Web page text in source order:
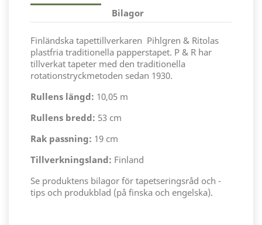
Bilagor
Finländska tapettillverkaren Pihlgren & Ritolas
plastfria traditionella papperstapet. P & R har
tillverkat tapeter med den traditionella
rotationstryckmetoden sedan 1930.
Rullens längd: 10,05 m
Rullens bredd: 53 cm
Rak passning: 19 cm
Tillverkningsland: Finland
Se produktens bilagor för tapetseringsråd och -
tips och produkblad (på finska och engelska).